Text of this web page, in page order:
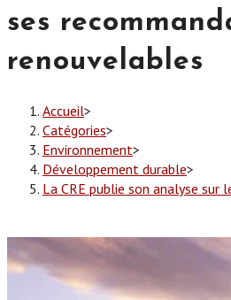
ses
renouvelables
Accueil>
Catégories>
Environnement>
Développement durable>
La CRE publie son analyse